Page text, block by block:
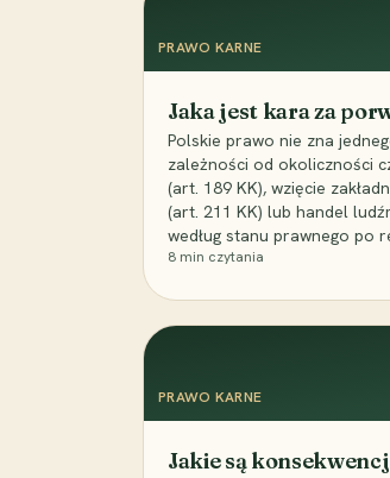
PRAWO KARNE
Jaka jest kara za
Polskie prawo nie zna
zależności od okoliczności
(art. 189 KK), wzięcie
(art. 211 KK) lub handel
według stanu prawnego po
8 min czytania
PRAWO KARNE
Jakie są